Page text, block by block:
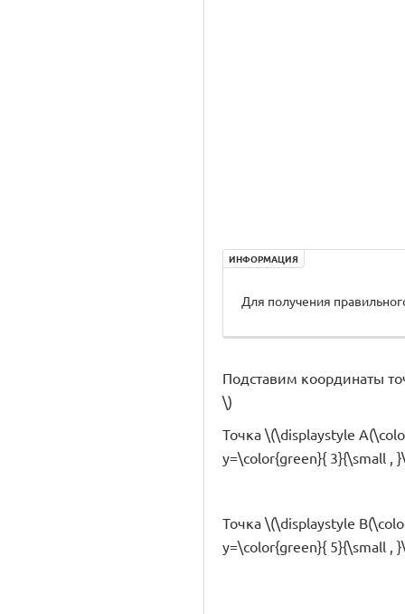
ИНФОРМАЦИЯ
Для получения
Подставим координаты
\)
Точка \(\displaystyle
y=\color{green}{ 3}{\small ,
Точка \(\displaystyle
y=\color{green}{ 5}{\small ,